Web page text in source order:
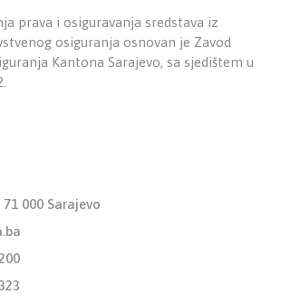
prava i osiguravanja sredstava iz
osiguranja osnovan je Zavod
Kantona Sarajevo, sa sjedištem u
000 Sarajevo